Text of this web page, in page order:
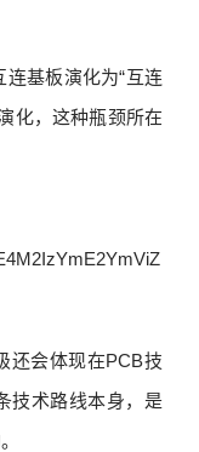
基板演化为“互连
化，这种瓶颈所在
还会体现在PCB技
术路线本身，是